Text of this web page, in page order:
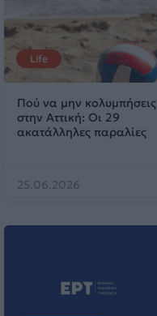
Life
Πού να μην κολυμπήσεις
στην Αττική: Οι 29
ακατάλληλες παραλίες
25.06.2026